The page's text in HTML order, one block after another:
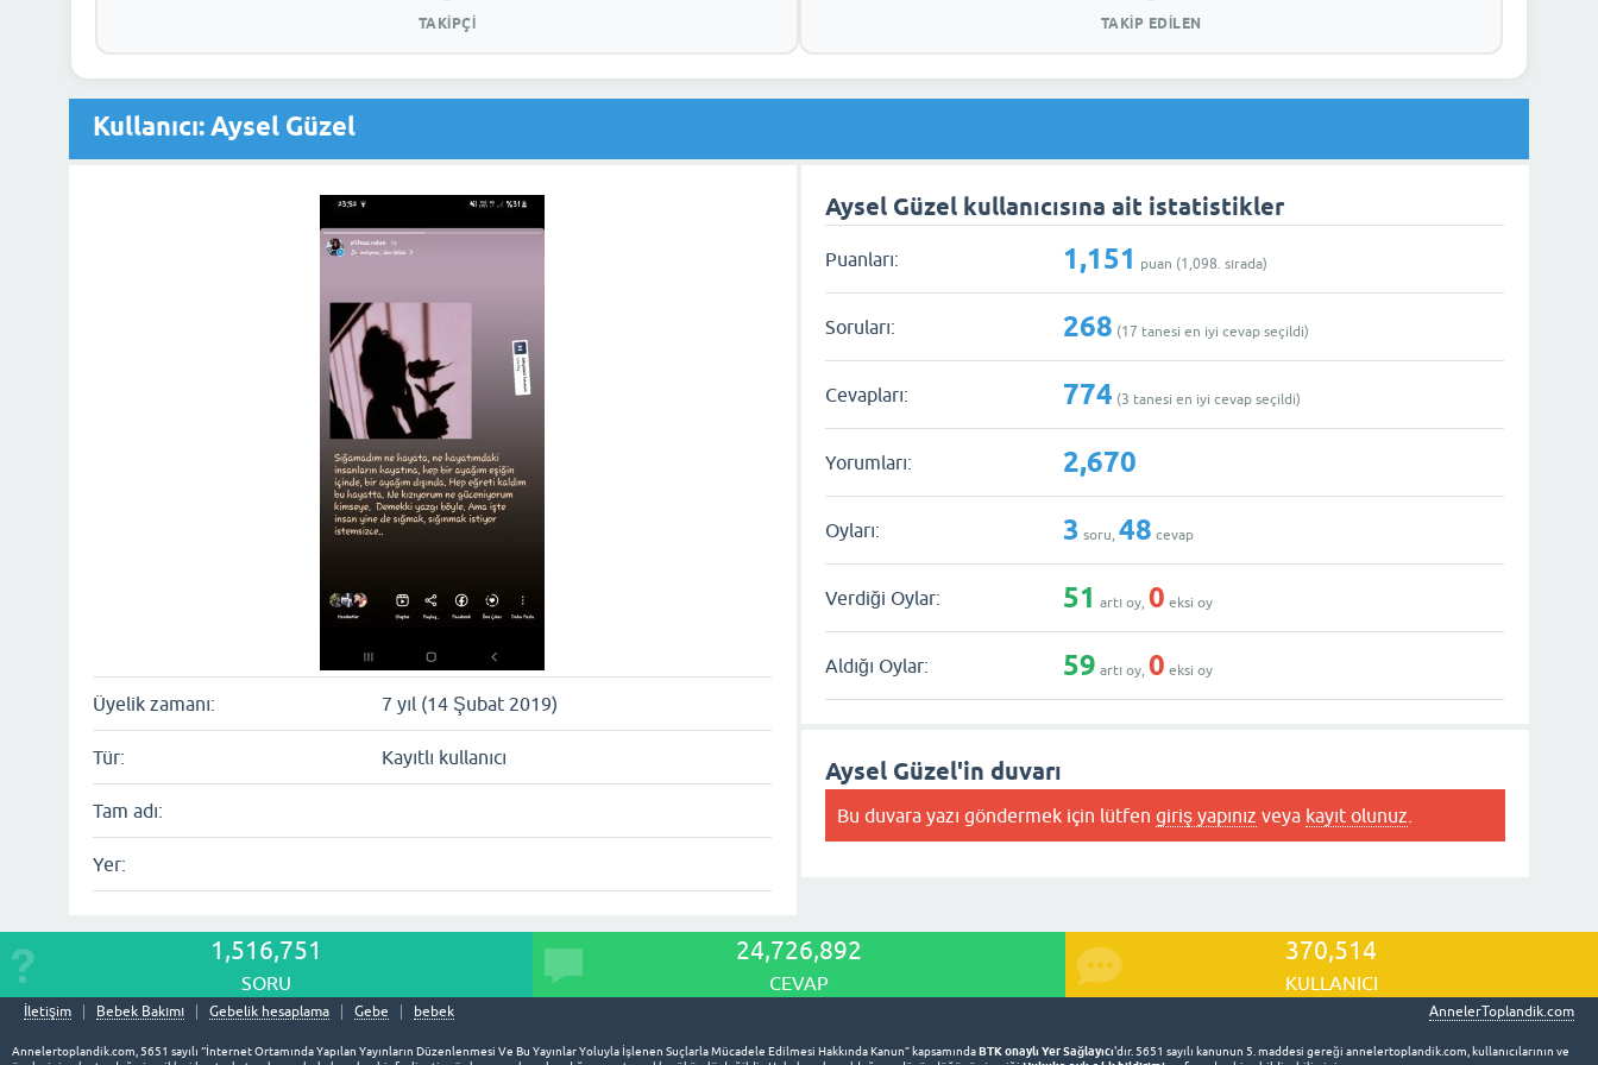
TAKIPÇI TAKIP EDILEN
Kullanıcı: Aysel Güzel
Üyelik zamanı: 7 yıl (14 Şubat 2019)
Tür: Kayıtlı kullanıcı
Tam adı:
Yer:
Aysel Güzel kullanıcısına ait istatistikler
Puanları: 1,151 puan (1,098. sırada)
Soruları: 268 (17 tanesi en iyi cevap seçildi)
Cevapları: 774 (3 tanesi en iyi cevap seçildi)
Yorumları: 2,670
Oyları: 3 soru,48 cevap
Verdiği Oylar: 51 artı oy,0 eksi oy
Aldığı Oylar: 59 artı oy,0 eksi oy
Aysel Güzel'in duvarı
Bu duvara yazı göndermek için lütfengiriş yapınız veya kayıt olunuz
1,516,751
SORU
24,726,892
CEVAP
370,514
KULLANICI
İletişim Bebek Bakımı Gebelik hesaplama Gebe bebek AnnelerToplandik.com
Annelertoplandik.com, 5651 sayılı “İnternet Ortamında Yapılan Yayınların Düzenlenmesi Ve Bu Yayınlar Yoluyla İşlenen Suçlarla Mücadele Edilmesi Hakkında Kanun” kapsamındaBTK onaylı Yer Sağlayıcı'dır. 5651 sayılı kanunun 5. maddesi gereği annelertoplandik.com, kullanıcılarının ve